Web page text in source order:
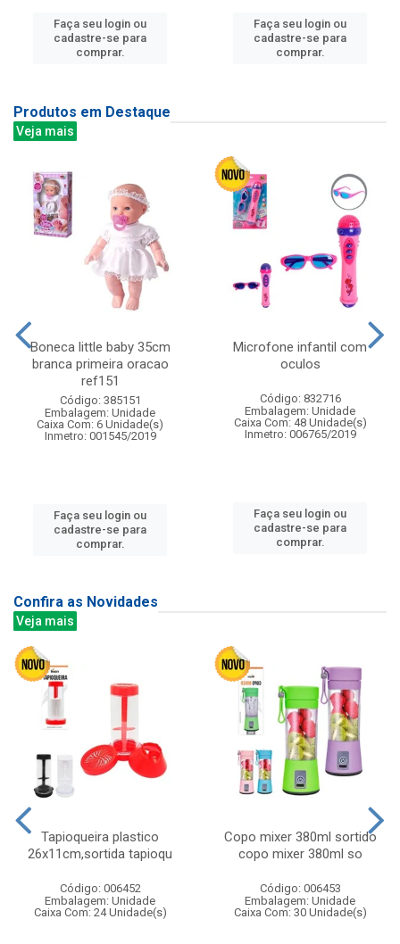
Faça seu login ou
cadastre-se para
comprar.
Faça seu login ou
cadastre-se para
comprar.
Produtos em Destaque
Veja mais
Boneca little baby 35cm
branca primeira oracao
ref151
Código: 385151
Embalagem: Unidade
Caixa Com: 6 Unidade(s)
Inmetro: 001545/2019
Faça seu login ou
cadastre-se para
comprar.
Microfone infantil com
oculos
Código: 832716
Embalagem: Unidade
Caixa Com: 48 Unidade(s)
Inmetro: 006765/2019
Faça seu login ou
cadastre-se para
comprar.
Confira as Novidades
Veja mais
Tapioqueira plastico
26x11cm,sortida tapioqu
Código: 006452
Embalagem: Unidade
Caixa Com: 24 Unidade(s)
Copo mixer 380ml sortido
copo mixer 380ml so
Código: 006453
Embalagem: Unidade
Caixa Com: 30 Unidade(s)